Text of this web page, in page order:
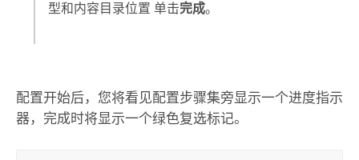
型和内容目录位置 单击完成。
配置开始后，您将看见配置步骤集旁显示一个进度指示
器，完成时将显示一个绿色复选标记。